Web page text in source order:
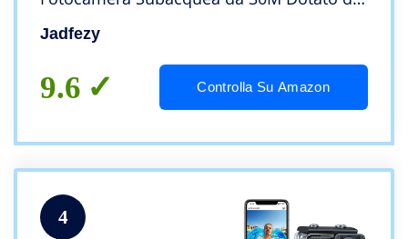
2×1050 mAh Batteries di Grande Capacità
e Accessori di Montaggio per Casco e
Bicicletta, ecc.
Jadfezy
9.6 Controlla Su Amazon
4